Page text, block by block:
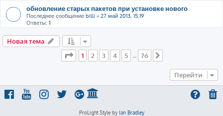
обновление старых пакетов при установке нового
Последнее сообщение billi « 27 май 2013, 15:19
Ответы: 1
Новая тема
Страница
из 76
1 2 3 4 5 … 76
Перейти
ProLight Style by Ian Bradley